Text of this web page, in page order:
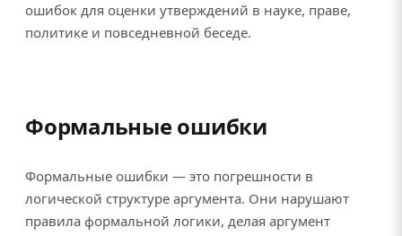
ошибок для оценки утверждений в науке, праве,
политике и повседневной беседе.
Формальные ошибки
Формальные ошибки — это погрешности в
логической структуре аргумента. Они нарушают
правила формальной логики, делая аргумент